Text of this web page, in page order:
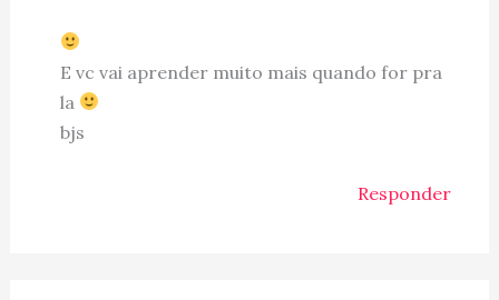
E vc vai aprender muito mais quando for pra
la
bjs
Responder